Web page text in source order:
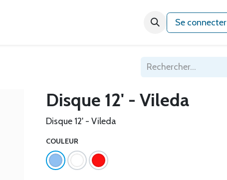
Qui sommes-nous ?
Se connecter
Disque 12' - Vileda
Disque 12' - Vileda
COULEUR